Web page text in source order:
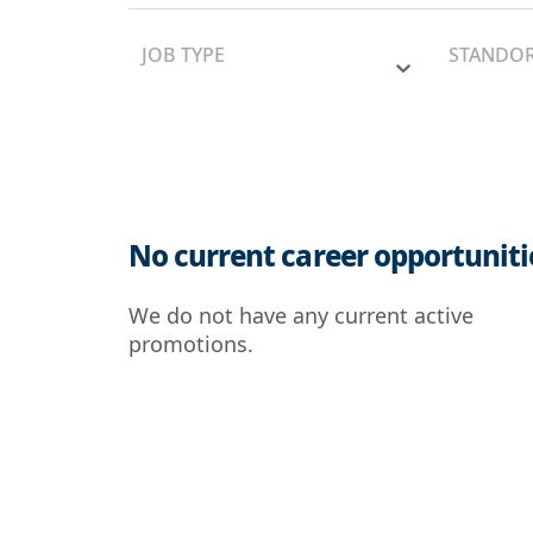
JOB TYPE
No current career
We do not have any current active
promotions.